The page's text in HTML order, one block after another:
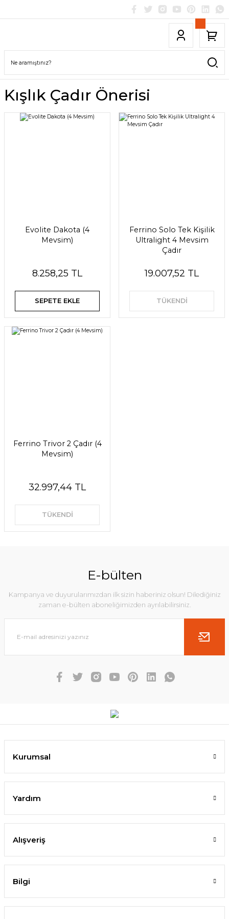
Kışlık Çadır Önerisi
Evolite Dakota (4
Mevsim)
8.258,25 TL
SEPETE EKLE
Ferrino Solo Tek Kişilik
Ultralight 4 Mevsim
Çadır
19.007,52 TL
TÜKENDİ
Ferrino Trivor 2 Çadır (4
Mevsim)
32.997,44 TL
TÜKENDİ
E-bülten
Kampanya ve duyurularımızdan ilk sizin haberiniz olsun! Dilediğiniz
zaman e-bülten aboneliğimizden ayrılabilirsiniz.
Kurumsal
Yardım
Alışveriş
Bilgi